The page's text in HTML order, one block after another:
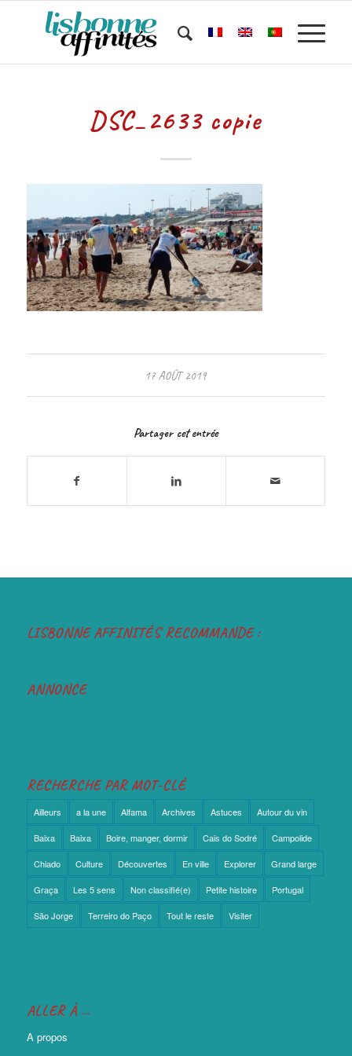
DSC_2633 copie
17 AOÛT 2019
Partager cet entrée
LISBONNE AFFINITÉS RECOMMANDE :
ANNONCE
RECHERCHE PAR MOT-CLÉ
Ailleurs a la une Alfama Archives Astuces Autour du vin
Baixa Baixa Boire, manger, dormir Cais do Sodré Campolide
Chiado Culture Découvertes En ville Explorer Grand large
Graça Les 5 sens Non classifié(e) Petite histoire Portugal
São Jorge Terreiro do Paço Tout le reste Visiter
ALLER À …
A propos